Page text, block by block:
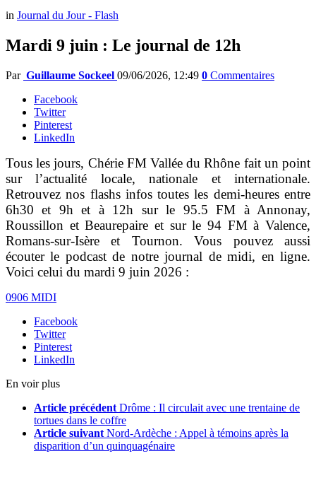
in Journal du Jour - Flash
Mardi 9 juin : Le journal de 12h
Par Guillaume Sockeel 09/06/2026, 12:49 0 Commentaires
Facebook
Twitter
Pinterest
LinkedIn
Tous les jours, Chérie FM Vallée du Rhône fait un point
sur l’actualité locale, nationale et internationale.
Retrouvez nos flashs infos toutes les demi-heures entre
6h30 et 9h et à 12h sur le 95.5 FM à Annonay,
Roussillon et Beaurepaire et sur le 94 FM à Valence,
Romans-sur-Isère et Tournon. Vous pouvez aussi
écouter le podcast de notre journal de midi, en ligne.
Voici celui du mardi 9 juin 2026 :
0906 MIDI
Facebook
Twitter
Pinterest
LinkedIn
En voir plus
Article précédent Drôme : Il circulait avec une trentaine de
tortues dans le coffre
Article suivant Nord-Ardèche : Appel à témoins après la
disparition d’un quinquagénaire